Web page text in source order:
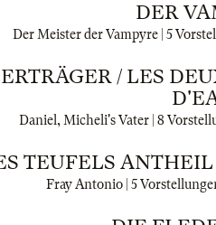
DER
Der Meister der Vampyre | 5
/ LES
Daniel, Micheli's Vater | 8
TEUFELS
Fray Antonio | 5